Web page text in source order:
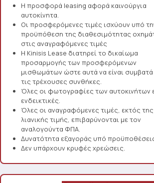
Η προσφορά leasing αφορά καινούργια
αυτοκίνητα.
Οι προσφερόμενες τιμές ισχύουν υπό
προϋπόθεση της διαθεσιμότητας
στις αναγραφόμενες τιμές
Η Kinisis Lease διατηρεί το δικαίωμα
προσαρμογής των προσφερόμενων
μισθωμάτων ώστε αυτά να είναι
τις τρέχουσες συνθήκες.
Όλες οι φωτογραφίες των αυτοκινήτων
ενδεικτικές.
Όλες οι αναγραφόμενες τιμές, εκτός της
λιανικής τιμής, επιβαρύνονται με τον
αναλογούντα ΦΠΑ.
Δυνατότητα εξαγοράς υπό
Δεν υπάρχουν κρυφές χρεώσεις.